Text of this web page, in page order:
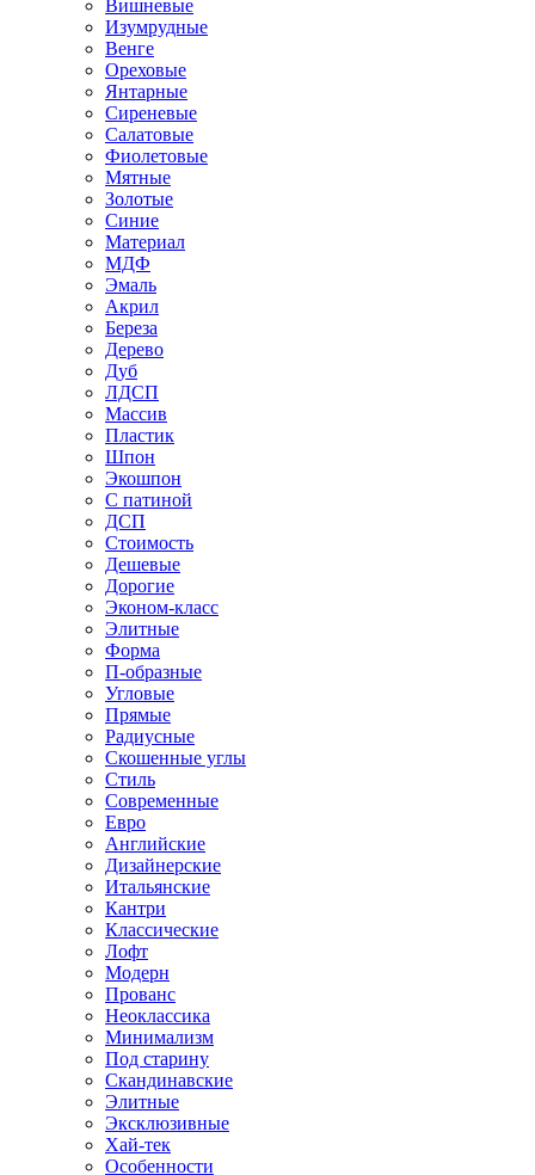
Вишневые
Изумрудные
Венге
Ореховые
Янтарные
Сиреневые
Салатовые
Фиолетовые
Мятные
Золотые
Синие
Материал
МДФ
Эмаль
Акрил
Береза
Дерево
Дуб
ЛДСП
Массив
Пластик
Шпон
Экошпон
С патиной
ДСП
Стоимость
Дешевые
Дорогие
Эконом-класс
Элитные
Форма
П-образные
Угловые
Прямые
Радиусные
Скошенные углы
Стиль
Современные
Евро
Английские
Дизайнерские
Итальянские
Кантри
Классические
Лофт
Модерн
Прованс
Неоклассика
Минимализм
Под старину
Скандинавские
Элитные
Эксклюзивные
Хай-тек
Особенности